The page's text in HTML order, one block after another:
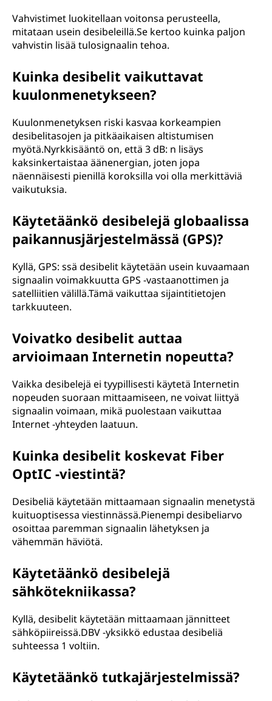
Vahvistimet luokitellaan voitonsa perusteella,
mitataan usein desibeleillä.Se kertoo kuinka paljon
vahvistin lisää tulosignaalin tehoa.
Kuinka desibelit vaikuttavat
kuulonmenetykseen?
Kuulonmenetyksen riski kasvaa korkeampien
desibelitasojen ja pitkäaikaisen altistumisen
myötä.Nyrkkisääntö on, että 3 dB: n lisäys
kaksinkertaistaa äänenergian, joten jopa
näennäisesti pienillä koroksilla voi olla merkittäviä
vaikutuksia.
Käytetäänkö desibelejä globaalissa
paikannusjärjestelmässä (GPS)?
Kyllä, GPS: ssä desibelit käytetään usein kuvaamaan
signaalin voimakkuutta GPS -vastaanottimen ja
satelliitien välillä.Tämä vaikuttaa sijaintitietojen
tarkkuuteen.
Voivatko desibelit auttaa
arvioimaan Internetin nopeutta?
Vaikka desibelejä ei tyypillisesti käytetä Internetin
nopeuden suoraan mittaamiseen, ne voivat liittyä
signaalin voimaan, mikä puolestaan vaikuttaa
Internet -yhteyden laatuun.
Kuinka desibelit koskevat Fiber
OptIC -viestintä?
Desibeliä käytetään mittaamaan signaalin menetystä
kuituoptisessa viestinnässä.Pienempi desibeliarvo
osoittaa paremman signaalin lähetyksen ja
vähemmän häviötä.
Käytetäänkö desibelejä
sähkötekniikassa?
Kyllä, desibelit käytetään mittaamaan jännitteet
sähköpiireissä.DBV -yksikkö edustaa desibeliä
suhteessa 1 voltiin.
Käytetäänkö tutkajärjestelmissä?